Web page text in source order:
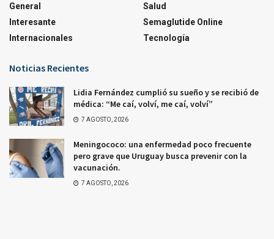
General
Interesante
Internacionales
Salud
Semaglutide Online
Tecnología
Noticias Recientes
Lidia Fernández cumplió su sueño y se recibió de
médica: “Me caí, volví, me caí, volví”
7 AGOSTO, 2026
Meningococo: una enfermedad poco frecuente
pero grave que Uruguay busca prevenir con la
vacunación.
7 AGOSTO, 2026